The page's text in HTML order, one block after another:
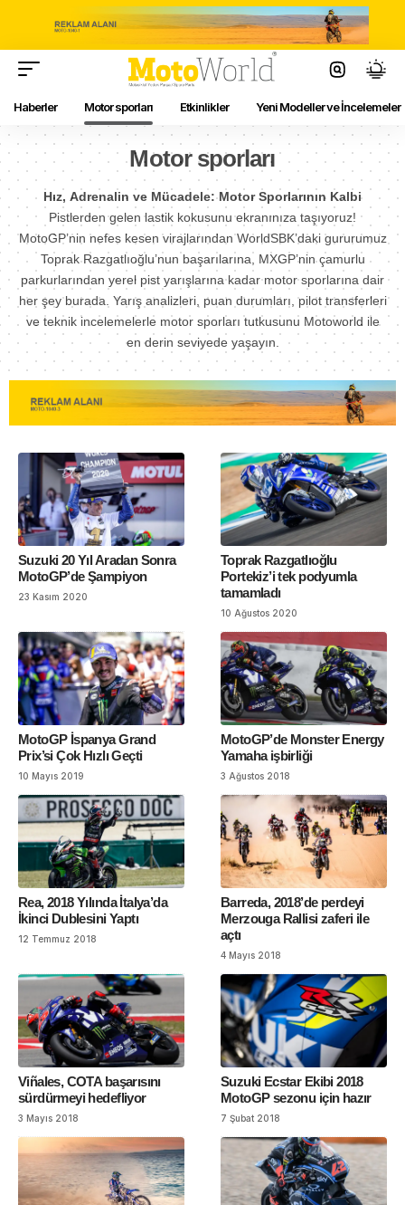
Haberler Motor sporları Etkinlikler Yeni Modeller ve İncelemeler
Motor sporları
Hız, Adrenalin ve Mücadele: Motor Sporlarının Kalbi
Pistlerden gelen lastik kokusunu ekranınıza taşıyoruz!
MotoGP’nin nefes kesen virajlarından WorldSBK’daki gururumuz
Toprak Razgatlıoğlu’nun başarılarına, MXGP’nin çamurlu
parkurlarından yerel pist yarışlarına kadar motor sporlarına dair
her şey burada. Yarış analizleri, puan durumları, pilot transferleri
ve teknik incelemelerle motor sporları tutkusunu Motoworld ile
en derin seviyede yaşayın.
Suzuki 20 Yıl Aradan Sonra
MotoGP’de Şampiyon
23 Kasım 2020
Toprak Razgatlıoğlu
Portekiz’i tek podyumla
tamamladı
10 Ağustos 2020
MotoGP İspanya Grand
Prix’si Çok Hızlı Geçti
10 Mayıs 2019
MotoGP’de Monster Energy
Yamaha işbirliği
3 Ağustos 2018
Rea, 2018 Yılında İtalya’da
İkinci Dublesini Yaptı
12 Temmuz 2018
Barreda, 2018’de perdeyi
Merzouga Rallisi zaferi ile
açtı
4 Mayıs 2018
Viñales, COTA başarısını
sürdürmeyi hedefliyor
3 Mayıs 2018
Suzuki Ecstar Ekibi 2018
MotoGP sezonu için hazır
7 Şubat 2018